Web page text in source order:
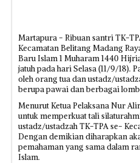
Martapura - Ribuan santri TK-
Kecamatan Belitang Madang
Baru Islam 1 Muharam 1440
jatuh pada hari Selasa (11/9/18).
oleh orang tua dan ustadz/
berupa pawai dan berbagai
Menurut Ketua Pelaksana Nur
untuk memperkuat tali
ustadz/ustadzah TK-TPA se-
Dengan demikian diharapkan
pemahaman yang sama dalam
Islam.